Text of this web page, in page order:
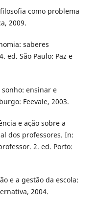
como problema
2009.
saberes
ed. São Paulo: Paz e
sonho: ensinar e
Feevale, 2003.
e ação sobre a
dos professores. In:
2. ed. Porto:
e a gestão da escola:
2004.